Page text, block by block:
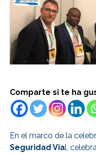
Comparte si te ha
En el marco de la
Seguridad Vial,